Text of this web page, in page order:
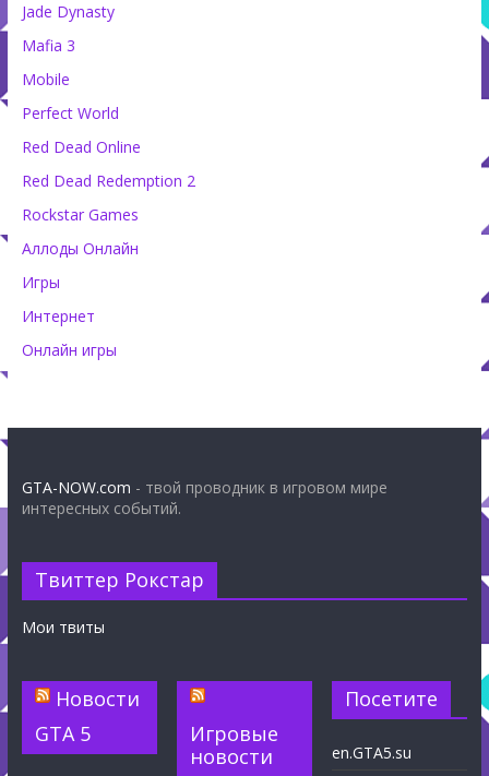
Jade Dynasty
Mafia 3
Mobile
Perfect World
Red Dead Online
Red Dead Redemption 2
Rockstar Games
Аллоды Онлайн
Игры
Интернет
Онлайн игры
GTA-NOW.com - твой проводник в игровом мире
интересных событий.
Твиттер Рокстар
Мои твиты
Новости
GTA 5
Игровые
новости
Посетите
en.GTA5.su